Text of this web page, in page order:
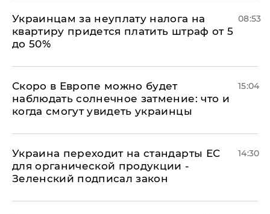
Украинцам за неуплату налога на
квартиру придется платить штраф от 5
до 50%
08:53
Скоро в Европе можно будет
наблюдать солнечное затмение: что и
когда смогут увидеть украинцы
15:04
Украина переходит на стандарты ЕС
для органической продукции -
Зеленский подписал закон
14:30